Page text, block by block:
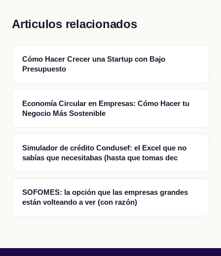
Articulos relacionados
Cómo Hacer Crecer una Startup con Bajo
Presupuesto
Economía Circular en Empresas: Cómo Hacer tu
Negocio Más Sostenible
Simulador de crédito Condusef: el Excel que no
sabías que necesitabas (hasta que tomas dec
SOFOMES: la opción que las empresas grandes
están volteando a ver (con razón)